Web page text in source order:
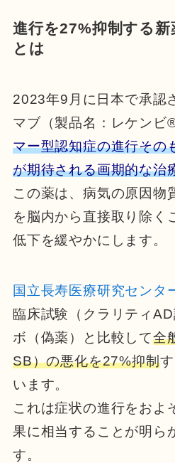
進行を27%抑制する新
とは
2023年9月に日本で承認
マブ（製品名：レケンビ
マー型認知症の進行その
が期待される画期的な治
この薬は、病気の原因物
を脳内から直接取り除く
低下を緩やかにします。
国立長寿医療研究センタ
臨床試験（クラリティ
ボ（偽薬）と比較して全
SB）の悪化を27%抑制
います。
これは症状の進行をおよ
果に相当することが明ら
す。